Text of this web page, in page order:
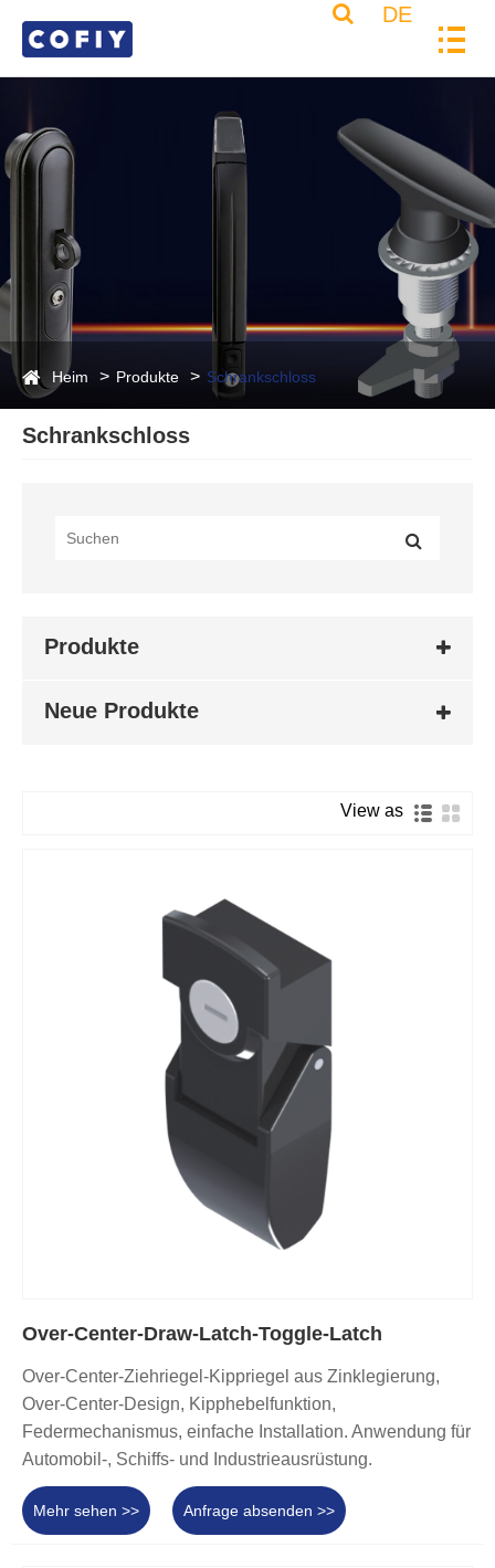
DE
Heim Produkte Schrankschloss
Schrankschloss
Produkte
Neue Produkte
View as
Over-Center-Draw-Latch-Toggle-Latch
Over-Center-Ziehriegel-Kippriegel aus Zinklegierung,
Over-Center-Design, Kipphebelfunktion,
Federmechanismus, einfache Installation. Anwendung für
Automobil-, Schiffs- und Industrieausrüstung.
Mehr sehen >> Anfrage absenden >>